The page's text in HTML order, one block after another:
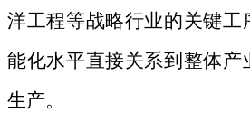
洋工程等战略行业的关键工
能化水平直接关系到整体产
生产。